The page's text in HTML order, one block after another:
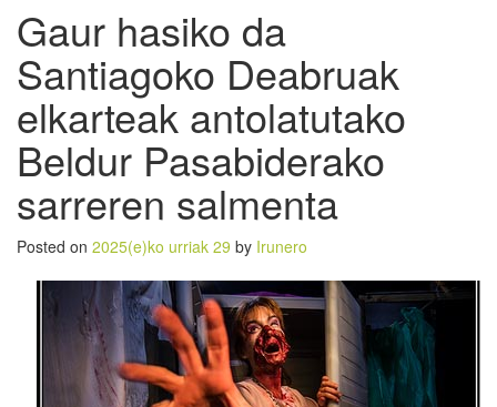
Gaur hasiko da
Santiagoko Deabruak
elkarteak antolatutako
Beldur Pasabiderako
sarreren salmenta
Posted on 2025(e)ko urriak 29 by Irunero